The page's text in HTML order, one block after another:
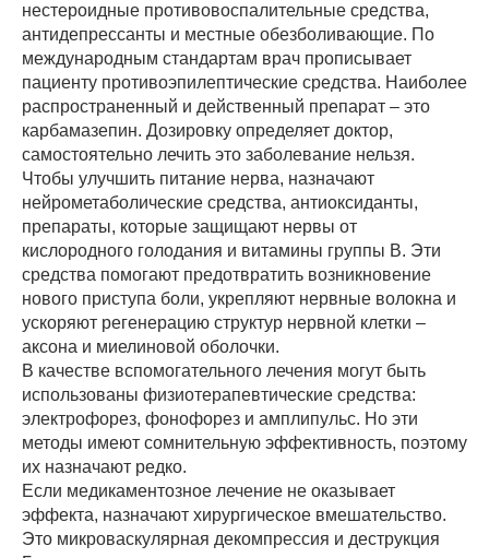
нестероидные противовоспалительные средства,
антидепрессанты и местные обезболивающие. По
международным стандартам врач прописывает
пациенту противоэпилептические средства. Наиболее
распространенный и действенный препарат – это
карбамазепин. Дозировку определяет доктор,
самостоятельно лечить это заболевание нельзя.
Чтобы улучшить питание нерва, назначают
нейрометаболические средства, антиоксиданты,
препараты, которые защищают нервы от
кислородного голодания и витамины группы B. Эти
средства помогают предотвратить возникновение
нового приступа боли, укрепляют нервные волокна и
ускоряют регенерацию структур нервной клетки –
аксона и миелиновой оболочки.
В качестве вспомогательного лечения могут быть
использованы физиотерапевтические средства:
электрофорез, фонофорез и амплипульс. Но эти
методы имеют сомнительную эффективность, поэтому
их назначают редко.
Если медикаментозное лечение не оказывает
эффекта, назначают хирургическое вмешательство.
Это микроваскулярная декомпрессия и деструкция